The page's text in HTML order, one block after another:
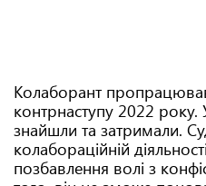
Колаборант
контрнаступу 2022
знайшли та затримали.
колабораційній
позбавлення волі з